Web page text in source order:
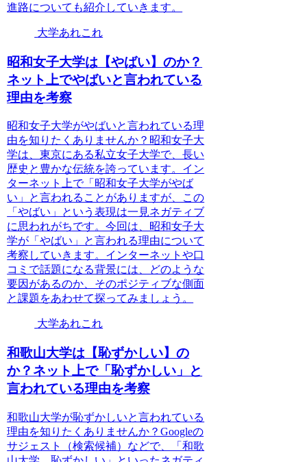
進路についても紹介していきます。
大学あれこれ
昭和女子大学は【やばい】のか？
ネット上でやばいと言われている
理由を考察
昭和女子大学がやばいと言われている理
由を知りたくありませんか？昭和女子大
学は、東京にある私立女子大学で、長い
歴史と豊かな伝統を誇っています。イン
ターネット上で「昭和女子大学がやば
い」と言われることがありますが、この
「やばい」という表現は一見ネガティブ
に思われがちです。今回は、昭和女子大
学が「やばい」と言われる理由について
考察していきます。インターネットや口
コミで話題になる背景には、どのような
要因があるのか、そのポジティブな側面
と課題をあわせて探ってみましょう。
大学あれこれ
和歌山大学は【恥ずかしい】の
か？ネット上で「恥ずかしい」と
言われている理由を考察
和歌山大学が恥ずかしいと言われている
理由を知りたくありませんか？Googleの
サジェスト（検索候補）などで、「和歌